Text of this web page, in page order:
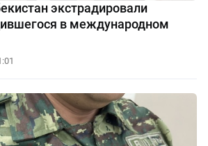
экстрадировали
в международном